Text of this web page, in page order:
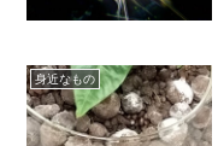
身近なもの